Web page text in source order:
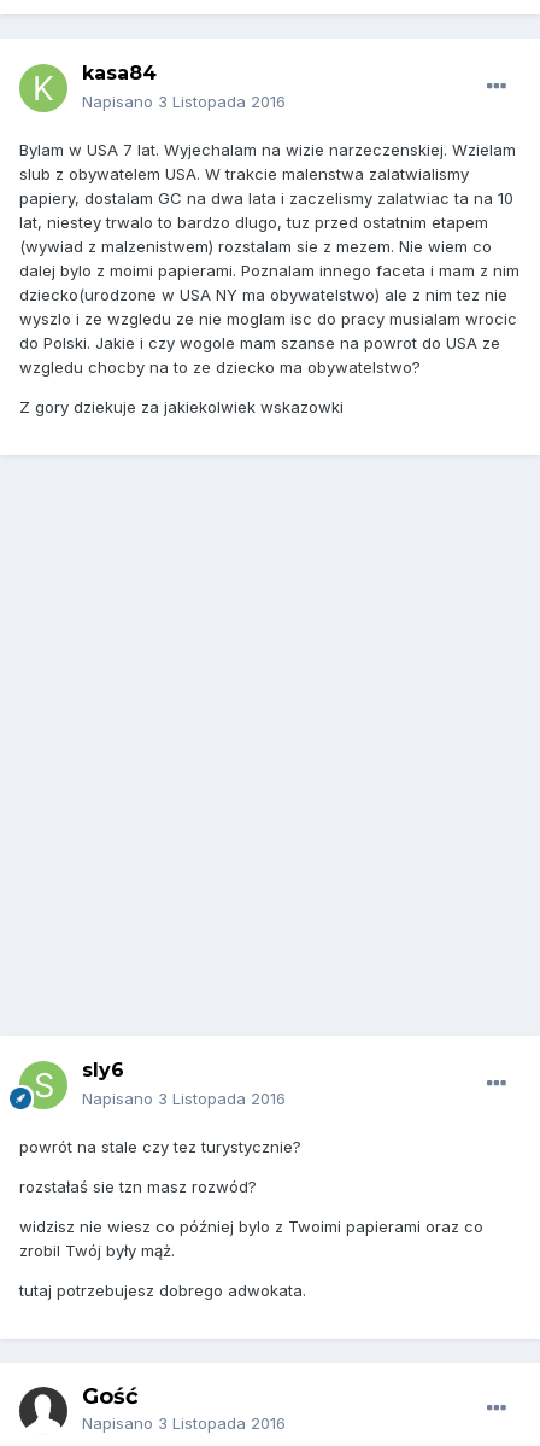
kasa84
Napisano 3 Listopada 2016
Bylam w USA 7 lat. Wyjechalam na wizie narzeczenskiej. Wzielam
slub z obywatelem USA. W trakcie malenstwa zalatwialismy
papiery, dostalam GC na dwa lata i zaczelismy zalatwiac ta na 10
lat, niestey trwalo to bardzo dlugo, tuz przed ostatnim etapem
(wywiad z malzenistwem) rozstalam sie z mezem. Nie wiem co
dalej bylo z moimi papierami. Poznalam innego faceta i mam z nim
dziecko(urodzone w USA NY ma obywatelstwo) ale z nim tez nie
wyszlo i ze wzgledu ze nie moglam isc do pracy musialam wrocic
do Polski. Jakie i czy wogole mam szanse na powrot do USA ze
wzgledu chocby na to ze dziecko ma obywatelstwo?
Z gory dziekuje za jakiekolwiek wskazowki
sly6
Napisano 3 Listopada 2016
powrót na stale czy tez turystycznie?
rozstałaś sie tzn masz rozwód?
widzisz nie wiesz co później bylo z Twoimi papierami oraz co
zrobil Twój były mąż.
tutaj potrzebujesz dobrego adwokata.
Gość
Napisano 3 Listopada 2016